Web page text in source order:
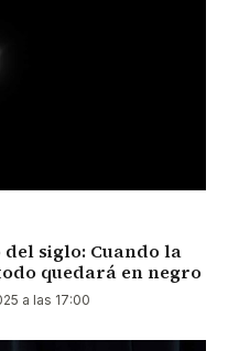
siglo: Cuando la
quedará en negro
a las 17:00